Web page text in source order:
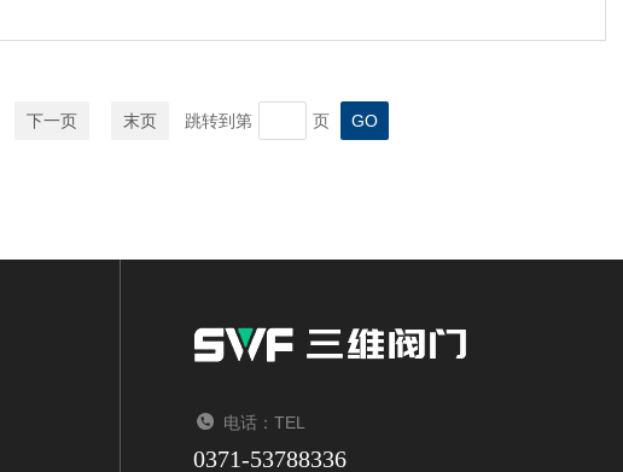
下一页 末页 跳转到第 页
电话：TEL
0371-53788336